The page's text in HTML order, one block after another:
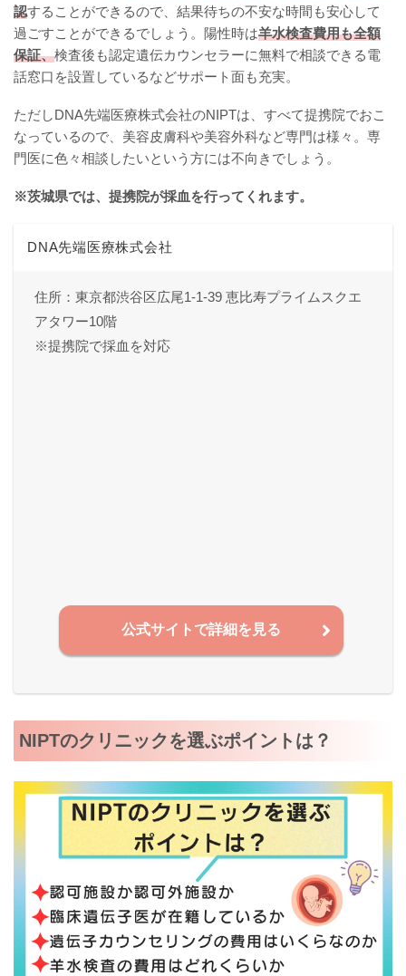
認することができるので、結果待ちの不安な時間も安心して
過ごすことができるでしょう。陽性時は羊水検査費用も全額
保証、検査後も認定遺伝カウンセラーに無料で相談できる電
話窓口を設置しているなどサポート面も充実。
ただしDNA先端医療株式会社のNIPTは、すべて提携院でおこ
なっているので、美容皮膚科や美容外科など専門は様々。専
門医に色々相談したいという方には不向きでしょう。
※茨城県では、提携院が採血を行ってくれます。
DNA先端医療株式会社
住所：東京都渋谷区広尾1-1-39 恵比寿プライムスクエ
アタワー10階
※提携院で採血を対応
公式サイトで詳細を見る
NIPTのクリニックを選ぶポイントは？